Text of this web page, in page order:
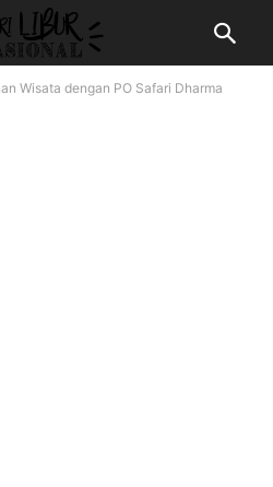
Wisata dengan PO Safari Dharma